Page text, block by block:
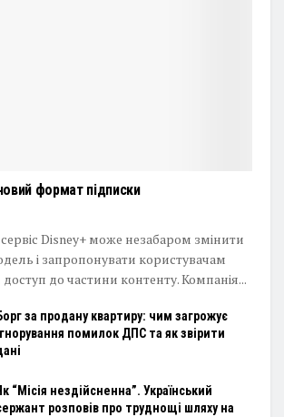
формат підписки
Disney+ може незабаром змінити
і запропонувати користувачам
до частини контенту. Компанія...
за продану квартиру: чим загрожує
помилок ДПС та як звірити
“Місія нездійсненна”. Український
розповів про труднощі шляху на